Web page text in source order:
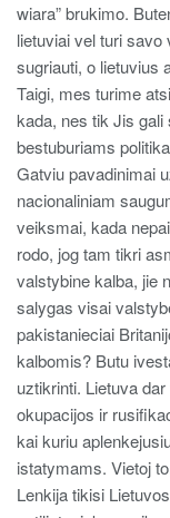
wiara” brukimo.
lietuviai vel turi
sugriauti, o lietuvius
Taigi, mes turime
kada, nes tik Jis
bestuburiams
Gatviu pavadinimai
nacionaliniam
veiksmai, kada
rodo, jog tam tikri
valstybine kalba, jie
salygas visai
pakistanieciai
kalbomis? Butu
uztikrinti. Lietuva
okupacijos ir
kai kuriu
istatymams. Vietoj
Lenkija tikisi